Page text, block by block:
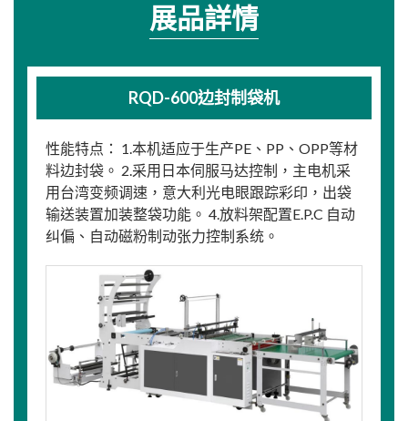
展品詳情
RQD-600边封制袋机
性能特点： 1.本机适应于生产PE、PP、OPP等材
料边封袋。 2.采用日本伺服马达控制，主电机采
用台湾变频调速，意大利光电眼跟踪彩印，出袋
输送装置加装整袋功能。 4.放料架配置E.P.C 自动
纠偏、自动磁粉制动张力控制系统。